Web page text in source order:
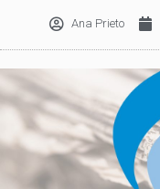
Ana Prieto